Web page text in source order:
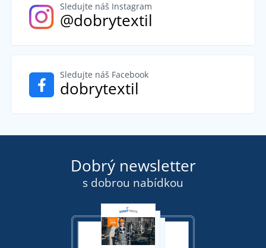
Sledujte náš Instagram
@dobrytextil
Sledujte náš Facebook
dobrytextil
Dobrý newsletter
s dobrou nabídkou